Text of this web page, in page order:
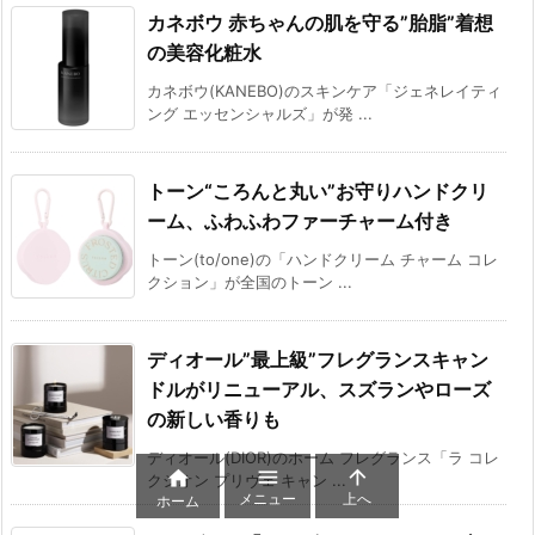
カネボウ 赤ちゃんの肌を守る”胎脂”着想
の美容化粧水
カネボウ(KANEBO)のスキンケア「ジェネレイティ
ング エッセンシャルズ」が発 ...
トーン“ころんと丸い”お守りハンドクリ
ーム、ふわふわファーチャーム付き
トーン(to/one)の「ハンドクリーム チャーム コレ
クション」が全国のトーン ...
ディオール”最上級”フレグランスキャン
ドルがリニューアル、スズランやローズ
の新しい香りも
ディオール(DIOR)のホーム フレグランス「ラ コレ
クシオン プリヴェ キャン ...

ホーム

メニュー

上へ